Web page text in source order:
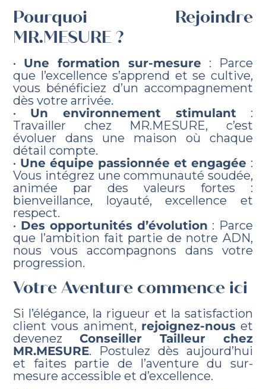
Pourquoi Rejoindre
MR.MESURE ?
• Une formation sur-mesure : Parce
que l’excellence s’apprend et se cultive,
vous bénéficiez d’un accompagnement
dès votre arrivée.
• Un environnement stimulant :
Travailler chez MR.MESURE, c’est
évoluer dans une maison où chaque
détail compte.
• Une équipe passionnée et engagée :
Vous intégrez une communauté soudée,
animée par des valeurs fortes :
bienveillance, loyauté, excellence et
respect.
• Des opportunités d’évolution : Parce
que l’ambition fait partie de notre ADN,
nous vous accompagnons dans votre
progression.
Votre Aventure commence ici
Si l’élégance, la rigueur et la satisfaction
client vous animent, rejoignez-nous et
devenezConseiller Tailleur chez
MR.MESURE. Postulez dès aujourd’hui
et faites partie de l’aventure du sur-
mesure accessible et d’excellence.